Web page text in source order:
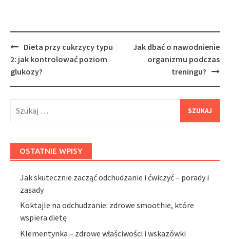
Post
navigation
Dieta przy cukrzycy typu
2: jak kontrolować poziom
glukozy?
Jak dbać o nawodnienie
organizmu podczas
treningu?
OSTATNIE WPISY
Jak skutecznie zacząć odchudzanie i ćwiczyć – porady i
zasady
Koktajle na odchudzanie: zdrowe smoothie, które
wspiera dietę
Klementynka – zdrowe właściwości i wskazówki